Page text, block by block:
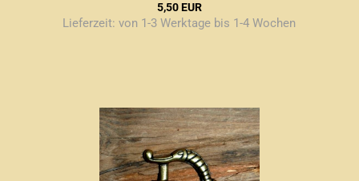
5,50 EUR
Lieferzeit: von 1-3 Werktage bis 1-4 Wochen